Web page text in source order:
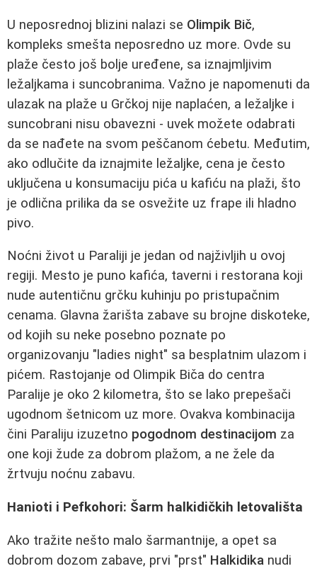
U neposrednoj blizini nalazi se Olimpik Bič,
kompleks smešta neposredno uz more. Ovde su
plaže često još bolje uređene, sa iznajmljivim
ležaljkama i suncobranima. Važno je napomenuti da
ulazak na plaže u Grčkoj nije naplaćen, a ležaljke i
suncobrani nisu obavezni - uvek možete odabrati
da se nađete na svom peščanom ćebetu. Međutim,
ako odlučite da iznajmite ležaljke, cena je često
uključena u konsumaciju pića u kafiću na plaži, što
je odlična prilika da se osvežite uz frape ili hladno
pivo.
Noćni život u Paraliji je jedan od najživljih u ovoj
regiji. Mesto je puno kafića, taverni i restorana koji
nude autentičnu grčku kuhinju po pristupačnim
cenama. Glavna žarišta zabave su brojne diskoteke,
od kojih su neke posebno poznate po
organizovanju "ladies night" sa besplatnim ulazom i
pićem. Rastojanje od Olimpik Biča do centra
Paralije je oko 2 kilometra, što se lako prepešači
ugodnom šetnicom uz more. Ovakva kombinacija
čini Paraliju izuzetno pogodnom destinacijom za
one koji žude za dobrom plažom, a ne žele da
žrtvuju noćnu zabavu.
Hanioti i Pefkohori: Šarm halkidičkih letovališta
Ako tražite nešto malo šarmantnije, a opet sa
dobrom dozom zabave, prvi "prst" Halkidika nudi